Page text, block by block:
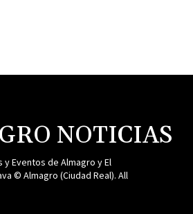
NOTICIAS
y Eventos de Almagro y El
© Almagro (Ciudad Real). All